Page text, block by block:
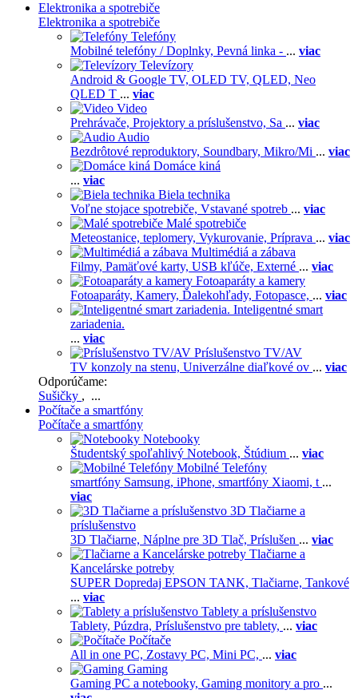
Elektronika a spotrebiče
Elektronika a spotrebiče
Telefóny
Mobilné telefóny / Doplnky, Pevná linka - ... viac
Televízory
Android & Google TV, OLED TV, QLED, Neo
QLED T ... viac
Video
Prehrávače, Projektory a príslušenstvo, Sa ... viac
Audio
Bezdrôtové reproduktory, Soundbary, Mikro/Mi ... viac
Domáce kiná
... viac
Biela technika
Voľne stojace spotrebiče, Vstavané spotreb ... viac
Malé spotrebiče
Meteostanice, teplomery, Vykurovanie, Príprava ... viac
Multimédiá a zábava
Filmy, Pamäťové karty, USB kľúče, Externé ... viac
Fotoaparáty a kamery
Fotoaparáty, Kamery, Ďalekohľady, Fotopasce, ... viac
Inteligentné smart
zariadenia.
... viac
Príslušenstvo TV/AV
TV konzoly na stenu, Univerzálne diaľkové ov ... viac
Odporúčame:
Sušičky , ...
Počítače a smartfóny
Počítače a smartfóny
Notebooky
Študentský spoľahlivý Notebook, Štúdium ... viac
Mobilné Telefóny
smartfóny Samsung, iPhone, smartfóny Xiaomi, t ...
viac
3D Tlačiarne a
príslušenstvo
3D Tlačiarne, Náplne pre 3D Tlač, Príslušen ... viac
Tlačiarne a
Kancelárske potreby
SUPER Dopredaj EPSON TANK, Tlačiarne, Tankové
... viac
Tablety a príslušenstvo
Tablety, Púzdra, Príslušenstvo pre tablety, ... viac
Počítače
All in one PC, Zostavy PC, Mini PC, ... viac
Gaming
Gaming PC a notebooky, Gaming monitory a pro ...